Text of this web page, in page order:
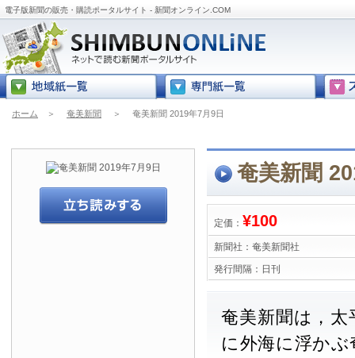
電子版新聞の販売・購読ポータルサイト - 新聞オンライン.COM
ホーム ＞ 奄美新聞 ＞ 奄美新聞 2019年7月9日
奄美新聞
定価： ¥100
新聞社： 奄美新聞社
発行間隔： 日刊
奄美新聞は，
に外海に浮か